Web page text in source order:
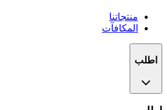
منتجاتنا
المكافآت
اطلب